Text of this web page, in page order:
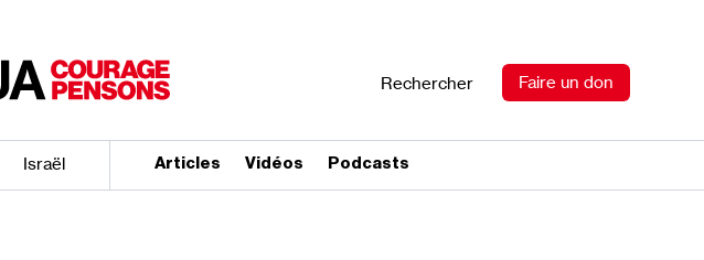
Rechercher Faire un don
Israël Articles Vidéos Podcasts